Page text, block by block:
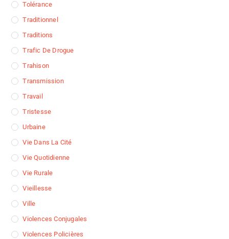
Tolérance
Traditionnel
Traditions
Trafic De Drogue
Trahison
Transmission
Travail
Tristesse
Urbaine
Vie Dans La Cité
Vie Quotidienne
Vie Rurale
Vieillesse
Ville
Violences Conjugales
Violences Policières